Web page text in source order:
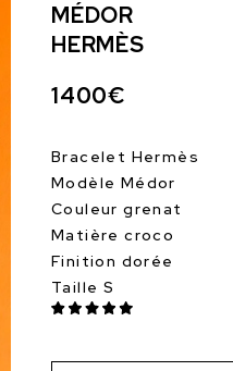
MÉDOR
HERMÈS
1400€
Bracelet Hermès
Modèle Médor
Couleur grenat
Matière croco
Finition dorée
Taille S